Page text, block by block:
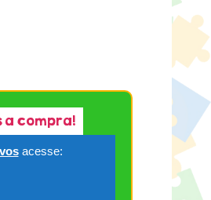
a compra!
acesse: